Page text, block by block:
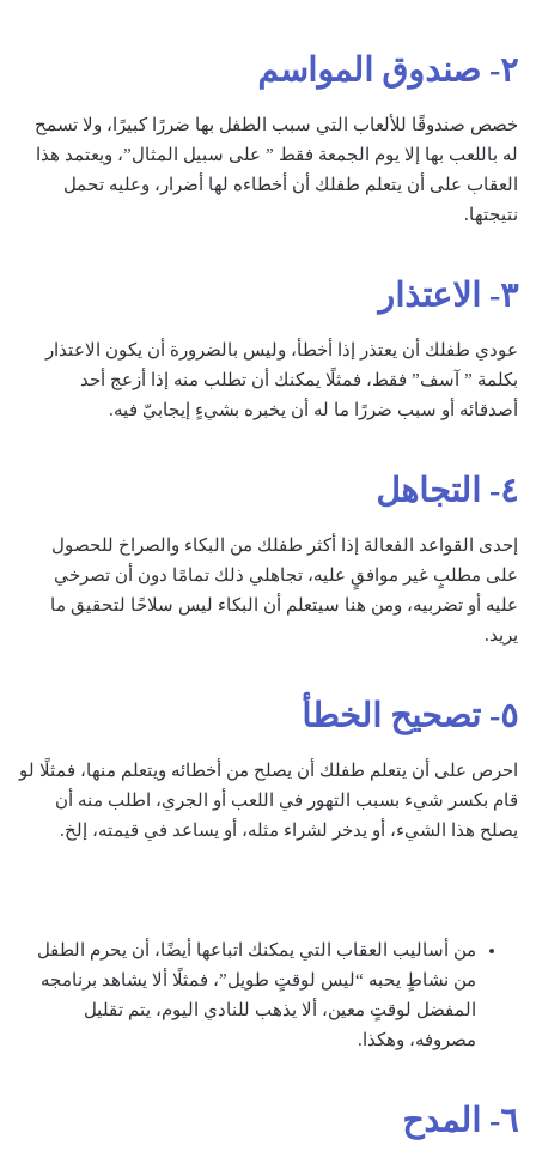
٢- صندوق المواسم
خصص صندوقًا للألعاب التي سبب الطفل بها ضررًا كبيرًا، ولا تسمح
له باللعب بها إلا يوم الجمعة فقط ” على سبيل المثال”، ويعتمد هذا
العقاب على أن يتعلم طفلك أن أخطاءه لها أضرار، وعليه تحمل
نتيجتها.
٣- الاعتذار
عودي طفلك أن يعتذر إذا أخطأ، وليس بالضرورة أن يكون الاعتذار
بكلمة ” آسف” فقط، فمثلًا يمكنك أن تطلب منه إذا أزعج أحد
أصدقائه أو سبب ضررًا ما له أن يخبره بشيءٍ إيجابيّ فيه.
٤- التجاهل
إحدى القواعد الفعالة إذا أكثر طفلك من البكاء والصراخ للحصول
على مطلبٍ غير موافقٍ عليه، تجاهلي ذلك تمامًا دون أن تصرخي
عليه أو تضربيه، ومن هنا سيتعلم أن البكاء ليس سلاحًا لتحقيق ما
يريد.
٥- تصحيح الخطأ
احرص على أن يتعلم طفلك أن يصلح من أخطائه ويتعلم منها، فمثلًا لو
قام بكسر شيء بسبب التهور في اللعب أو الجري، اطلب منه أن
يصلح هذا الشيء، أو يدخر لشراء مثله، أو يساعد في قيمته، إلخ.
من أساليب العقاب التي يمكنك اتباعها أيضًا، أن يحرم الطفل
من نشاطٍ يحبه “ليس لوقتٍ طويل”، فمثلًا ألا يشاهد برنامجه
المفضل لوقتٍ معين، ألا يذهب للنادي اليوم، يتم تقليل
مصروفه، وهكذا.
٦- المدح